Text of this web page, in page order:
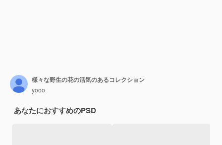
様々な野生の花の活気のあるコレクション
yooo
あなたにおすすめのPSD